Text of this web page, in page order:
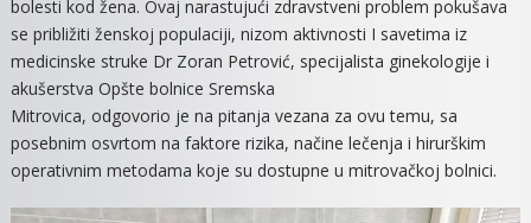
I
PREGLEDI
bolesti kod žena. Ovaj narastujući zdravstveni problem pokušava
se približiti ženskoj populaciji, nizom aktivnosti I savetima iz
medicinske struke Dr Zoran Petrović, specijalista ginekologije i
akušerstva Opšte bolnice Sremska
Mitrovica, odgovorio je na pitanja vezana za ovu temu, sa
posebnim osvrtom na faktore rizika, načine lečenja i hirurškim
operativnim metodama koje su dostupne u mitrovačkoj bolnici.